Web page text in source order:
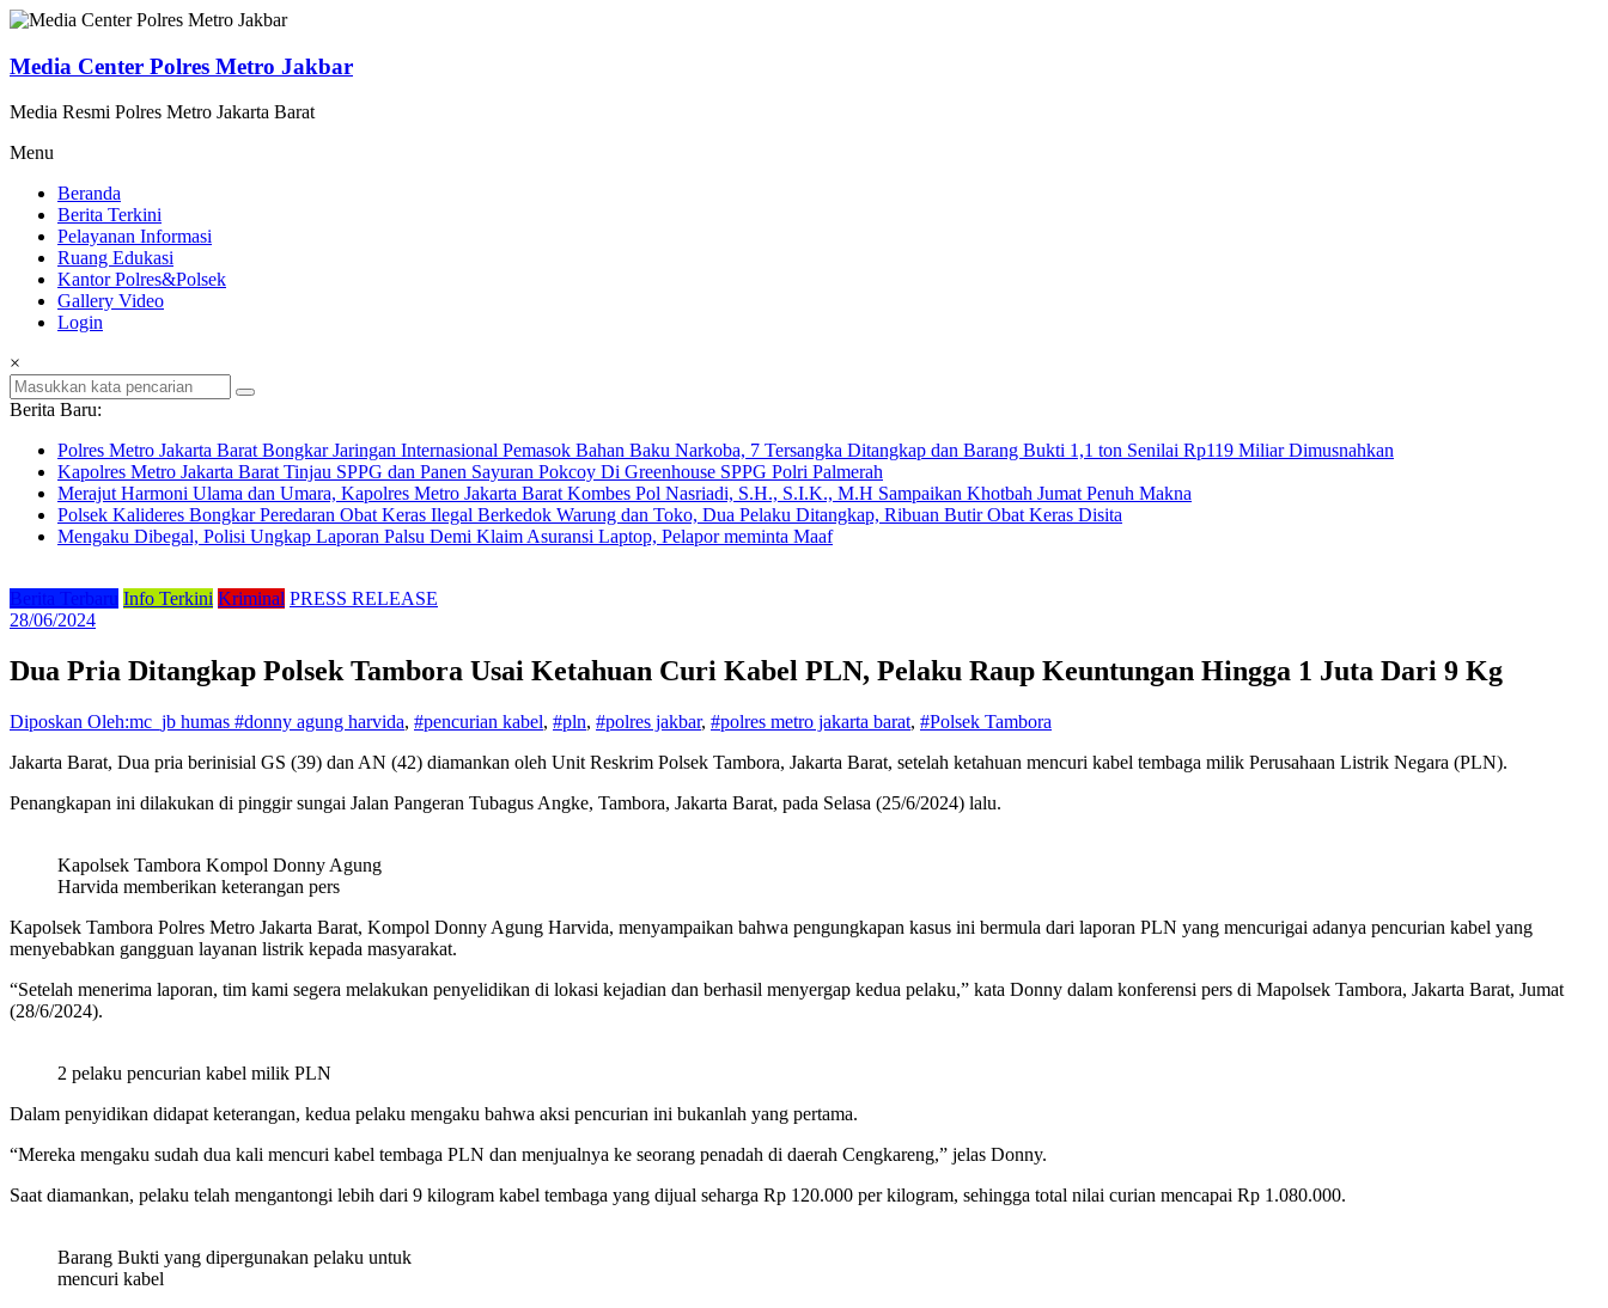
Lompat
konten
Media Center Polres Metro Jakbar
Media Resmi Polres Metro Jakarta Barat
Menu
Beranda
Berita Terkini
Pelayanan Informasi
Ruang Edukasi
Kantor Polres&Polsek
Gallery Video
Login
×
Berita Baru:
Polres Metro Jakarta Barat Bongkar Jaringan Internasional Pemasok Bahan Baku Narkoba, 7 Tersangka Ditangkap dan Barang Bukti 1,1 ton Senilai Rp119 Miliar Dimusnahkan
Kapolres Metro Jakarta Barat Tinjau SPPG dan Panen Sayuran Pokcoy Di Greenhouse SPPG Polri Palmerah
Merajut Harmoni Ulama dan Umara, Kapolres Metro Jakarta Barat Kombes Pol Nasriadi, S.H., S.I.K., M.H Sampaikan Khotbah Jumat Penuh Makna
Polsek Kalideres Bongkar Peredaran Obat Keras Ilegal Berkedok Warung dan Toko, Dua Pelaku Ditangkap, Ribuan Butir Obat Keras Disita
Mengaku Dibegal, Polisi Ungkap Laporan Palsu Demi Klaim Asuransi Laptop, Pelapor meminta Maaf
Berita Terbaru Info Terkini Kriminal PRESS RELEASE
28/06/2024
Dua Pria Ditangkap Polsek Tambora Usai Ketahuan Curi Kabel PLN, Pelaku Raup Keuntungan Hingga 1 Juta Dari 9 Kg
Diposkan Oleh:mc_jb humas #donny agung harvida, #pencurian kabel, #pln, #polres jakbar, #polres metro jakarta barat, #Polsek Tambora
Jakarta Barat, Dua pria berinisial GS (39) dan AN (42) diamankan oleh Unit Reskrim Polsek Tambora, Jakarta Barat, setelah ketahuan mencuri kabel tembaga milik Perusahaan Listrik Negara (PLN).
Penangkapan ini dilakukan di pinggir sungai Jalan Pangeran Tubagus Angke, Tambora, Jakarta Barat, pada Selasa (25/6/2024) lalu.
Kapolsek Tambora Kompol Donny Agung
Harvida memberikan keterangan pers
Kapolsek Tambora Polres Metro Jakarta Barat, Kompol Donny Agung Harvida, menyampaikan bahwa pengungkapan kasus ini bermula dari laporan PLN yang mencurigai adanya pencurian kabel yang
menyebabkan gangguan layanan listrik kepada masyarakat.
“Setelah menerima laporan, tim kami segera melakukan penyelidikan di lokasi kejadian dan berhasil menyergap kedua pelaku,” kata Donny dalam konferensi pers di Mapolsek Tambora, Jakarta Barat, Jumat
(28/6/2024).
2 pelaku pencurian kabel milik PLN
Dalam penyidikan didapat keterangan, kedua pelaku mengaku bahwa aksi pencurian ini bukanlah yang pertama.
“Mereka mengaku sudah dua kali mencuri kabel tembaga PLN dan menjualnya ke seorang penadah di daerah Cengkareng,” jelas Donny.
Saat diamankan, pelaku telah mengantongi lebih dari 9 kilogram kabel tembaga yang dijual seharga Rp 120.000 per kilogram, sehingga total nilai curian mencapai Rp 1.080.000.
Barang Bukti yang dipergunakan pelaku untuk
mencuri kabel